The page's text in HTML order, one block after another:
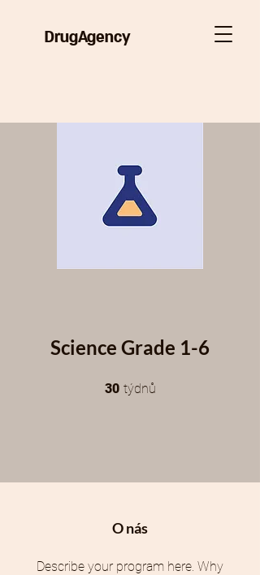
DrugAgency
Science Grade 1-6
30 týdnů
O nás
Describe your program here. Why